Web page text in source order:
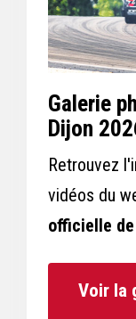
Galerie
Dijon
Retrouvez
vidéos du
officielle de
Voir la